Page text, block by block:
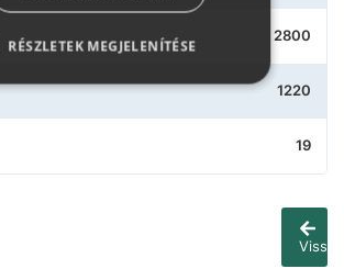
2800
1220
19
Vissza
RÉSZLETEK MEGJELENÍTÉSE